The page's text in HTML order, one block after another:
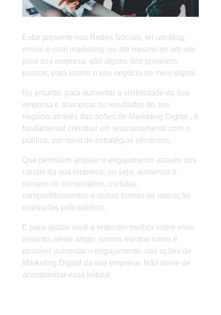
Estar presente nas Redes Sociais, ter um blog,
enviar e-mail marketing, ou até mesmo ter um site
para sua empresa, são alguns dos primeiros
passos, para inserir o seu negócio no meio digital.
No entanto, para aumentar a visibilidade da sua
empresa e alavancar os resultados do seu
negócio através das ações de Marketing Digital , é
fundamental construir um relacionamento com o
público, por meio de estratégias eficientes.
Que permitam ampliar o engajamento através dos
canais da sua empresa, ou seja, aumentar o
número de comentários, curtidas,
compartilhamentos e outras formas de interação
realizadas pelo público.
E para ajudar você a entender melhor sobre esse
assunto, neste artigo, vamos mostrar como é
possível aumentar o engajamento, nas ações de
Marketing Digital da sua empresa. Não deixe de
acompanhar essa leitura!